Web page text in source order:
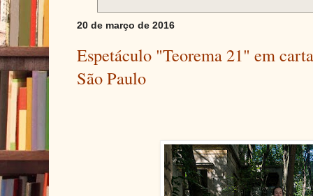
20 de março de 2016
Espetáculo "Teorema 21" em
São Paulo